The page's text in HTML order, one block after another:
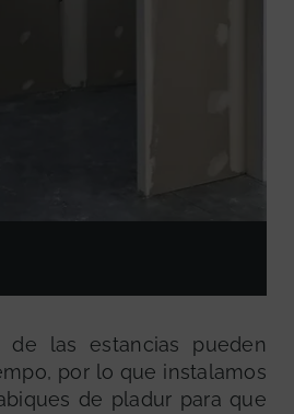
de las estancias pueden
por lo que instalamos
de pladur para que